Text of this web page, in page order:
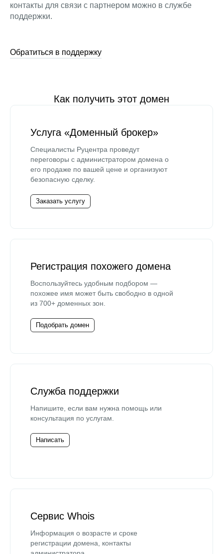
контакты для связи с партнером можно в службе
поддержки.
Обратиться в поддержку
Как получить этот домен
Услуга «Доменный брокер»
Специалисты Руцентра проведут
переговоры с администратором домена о
его продаже по вашей цене и организуют
безопасную сделку.
Заказать услугу
Регистрация похожего домена
Воспользуйтесь удобным подбором —
похожее имя может быть свободно в одной
из 700+ доменных зон.
Подобрать домен
Служба поддержки
Напишите, если вам нужна помощь или
консультация по услугам.
Написать
Сервис Whois
Информация о возрасте и сроке
регистрации домена, контакты